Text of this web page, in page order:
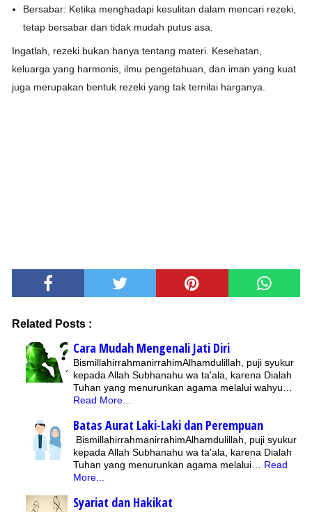
Bersabar: Ketika menghadapi kesulitan dalam mencari rezeki,
tetap bersabar dan tidak mudah putus asa.
Ingatlah, rezeki bukan hanya tentang materi. Kesehatan,
keluarga yang harmonis, ilmu pengetahuan, dan iman yang kuat
juga merupakan bentuk rezeki yang tak ternilai harganya.
Related Posts :
Cara Mudah Mengenali Jati Diri
BismillahirrahmanirrahimAlhamdulillah, puji syukur
kepada Allah Subhanahu wa ta'ala, karena Dialah
Tuhan yang menurunkan agama melalui wahyu…
Read More...
Batas Aurat Laki-Laki dan Perempuan
BismillahirrahmanirrahimAlhamdulillah, puji syukur
kepada Allah Subhanahu wa ta'ala, karena Dialah
Tuhan yang menurunkan agama melalui… Read
More...
Syariat dan Hakikat